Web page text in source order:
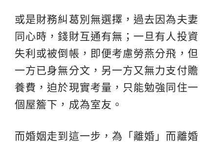
或是財務糾葛別無選擇，過去因為夫妻
同心時，錢財互通有無；一旦有人投資
失利或被倒帳，即便考慮勞燕分飛，但
一方已身無分文，另一方又無力支付贍
養費，迫於現實考量，只能勉強同住一
個屋簷下，成為室友。
而婚姻走到這一步，為「離婚」而離婚